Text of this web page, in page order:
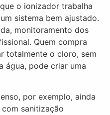
o ionizador trabalha
sistema bem ajustado.
monitoramento dos
Quem compra
totalmente o cloro, sem
água, pode criar uma
por exemplo, ainda
sanitização